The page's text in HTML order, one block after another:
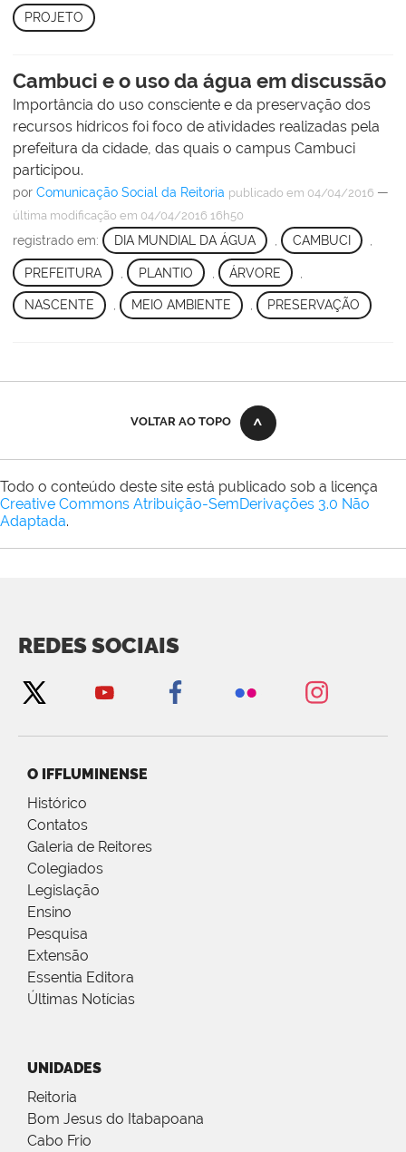
PROJETO
Cambuci e o uso da água em discussão
Importância do uso consciente e da preservação dos
recursos hídricos foi foco de atividades realizadas pela
prefeitura da cidade, das quais o campus Cambuci
participou.
por Comunicação Social da Reitoria publicado em 04/04/2016 —
última modificação em 04/04/2016 16h50
registrado em: DIA MUNDIAL DA ÁGUA CAMBUCI
PREFEITURA PLANTIO ÁRVORE
NASCENTE , MEIO AMBIENTE , PRESERVAÇÃO
VOLTAR AO TOPO
Todo o conteúdo deste site está publicado sob a licença
Creative Commons Atribuição-SemDerivações 3.0 Não
Adaptada.
REDES SOCIAIS
O IFFLUMINENSE
Histórico
Contatos
Galeria de Reitores
Colegiados
Legislação
Ensino
Pesquisa
Extensão
Essentia Editora
Últimas Notícias
UNIDADES
Reitoria
Bom Jesus do Itabapoana
Cabo Frio